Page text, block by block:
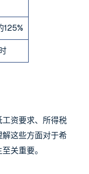
125%
资要求、所得税
这些方面对于希
关重要。